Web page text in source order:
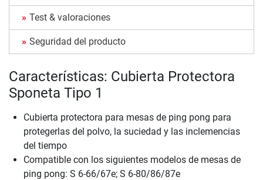
Test & valoraciones
Seguridad del producto
Características: Cubierta Protectora
Sponeta Tipo 1
Cubierta protectora para mesas de ping pong para
protegerlas del polvo, la suciedad y las inclemencias
del tiempo
Compatible con los siguientes modelos de mesas de
ping pong: S 6-66/67e; S 6-80/86/87e